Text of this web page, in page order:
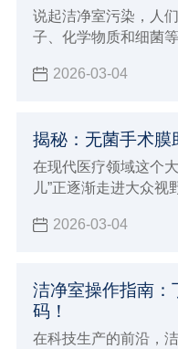
说起洁净室污染，人
子、化学物质和细菌
埃和静电的防护显得十
2026-03-04
揭秘：无菌手术膜
在现代医疗领域这个
儿”正逐渐走进大众
2026-03-04
洁净室操作指南：
码！
在科技生产的前沿，